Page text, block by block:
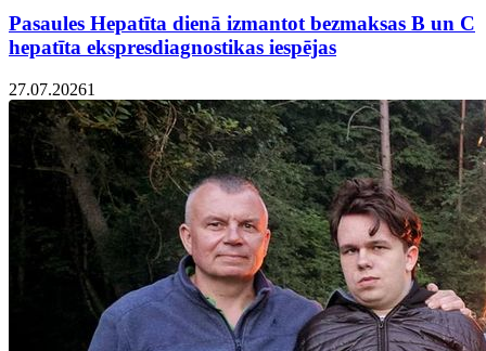
Pasaules Hepatīta dienā izmantot bezmaksas B un C
hepatīta ekspresdiagnostikas iespējas
27.07.20261